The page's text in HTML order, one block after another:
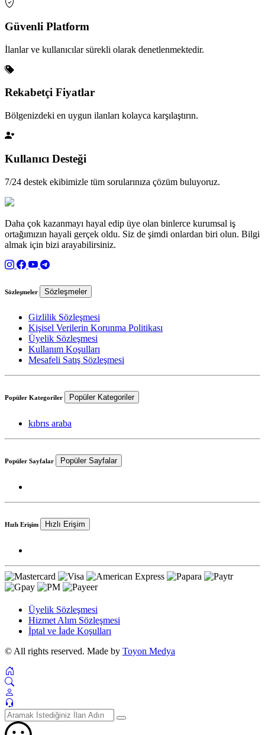
Güvenli Platform
İlanlar ve kullanıcılar sürekli olarak denetlenmektedir.
Rekabetçi Fiyatlar
Bölgenizdeki en uygun ilanları kolayca karşılaştırın.
Kullanıcı Desteği
7/24 destek ekibimizle tüm sorularınıza çözüm buluyoruz.
Daha çok kazanmayı hayal edip üye olan binlerce kurumsal iş
ortağımızın hayali gerçek oldu. Siz de şimdi onlardan biri olun. Bilgi
almak için bizi arayabilirsiniz.
Sözleşmeler Sözleşmeler
Gizlilik Sözleşmesi
Kişisel Verilerin Korunma Politikası
Üyelik Sözleşmesi
Kullanım Koşulları
Mesafeli Satış Sözleşmesi
Popüler Kategoriler Popüler Kategoriler
kıbrıs araba
Popüler Sayfalar Popüler Sayfalar
Hızlı Erişim Hızlı Erişim
Üyelik Sözleşmesi
Hizmet Alım Sözleşmesi
İptal ve İade Koşulları
© All rights reserved. Made by Toyon Medya